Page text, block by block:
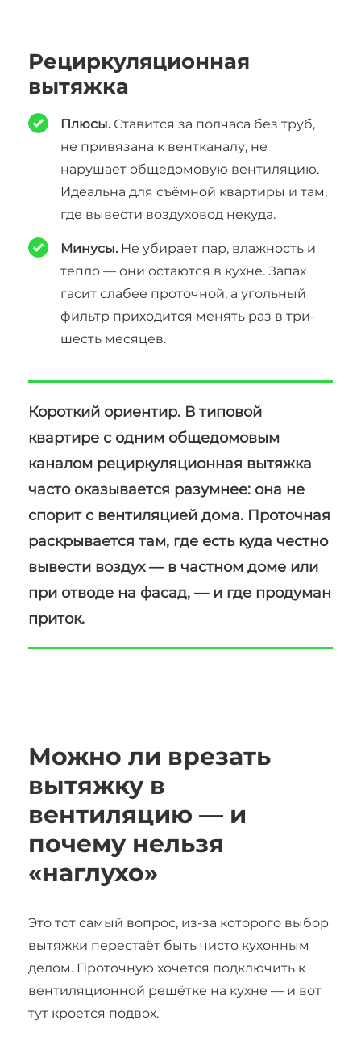
Рециркуляционная
вытяжка
Плюсы.Ставится за полчаса без труб,
не привязана к вентканалу, не
нарушает общедомовую вентиляцию.
Идеальна для съёмной квартиры и там,
где вывести воздуховод некуда.
Минусы.Не убирает пар, влажность и
тепло — они остаются в кухне. Запах
гасит слабее проточной, а угольный
фильтр приходится менять раз в три-
шесть месяцев.
Короткий ориентир. В типовой
квартире с одним общедомовым
каналом рециркуляционная вытяжка
часто оказывается разумнее: она не
спорит с вентиляцией дома. Проточная
раскрывается там, где есть куда честно
вывести воздух — в частном доме или
при отводе на фасад, — и где продуман
приток.
Можно ли врезать
вытяжку в
вентиляцию — и
почему нельзя
«наглухо»
Это тот самый вопрос, из-за которого выбор
вытяжки перестаёт быть чисто кухонным
делом. Проточную хочется подключить к
вентиляционной решётке на кухне — и вот
тут кроется подвох.